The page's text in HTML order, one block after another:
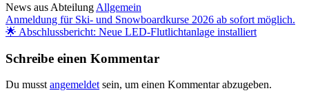
News aus Abteilung Allgemein
Beitragsnavigation
Anmeldung für Ski- und Snowboardkurse 2026 ab sofort möglich.
🌟 Abschlussbericht: Neue LED-Flutlichtanlage installiert
Schreibe einen Kommentar
Du musst angemeldet sein, um einen Kommentar abzugeben.